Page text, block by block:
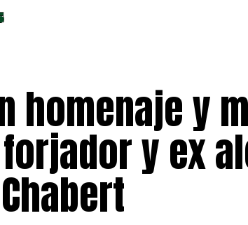
homenaje y
y ex